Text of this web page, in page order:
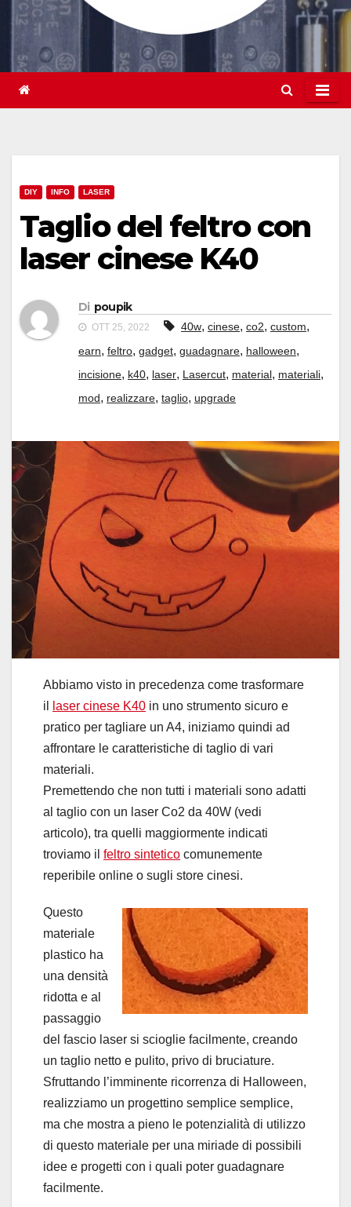
DIY INFO LASER
Taglio del feltro con
laser cinese K40
Di poupik
OTT 25, 2022 40w, cinese, co2, custom,
earn, feltro, gadget, guadagnare, halloween,
incisione, k40, laser, Lasercut, material, materiali,
mod, realizzare, taglio, upgrade
Abbiamo visto in precedenza come trasformare
il
laser cinese K40 in uno strumento sicuro e
pratico per tagliare un A4, iniziamo quindi ad
affrontare le caratteristiche di taglio di vari
materiali.
Premettendo che non tutti i materiali sono adatti
al taglio con un laser Co2 da 40W (vedi
articolo), tra quelli maggiormente indicati
troviamo il feltro sintetico comunemente
reperibile online o sugli store cinesi.
Questo
materiale
plastico ha
una densità
ridotta e al
passaggio
del fascio laser si scioglie facilmente, creando
un taglio netto e pulito, privo di bruciature.
Sfruttando l’imminente ricorrenza di Halloween,
realizziamo un progettino semplice semplice,
ma che mostra a pieno le potenzialità di utilizzo
di questo materiale per una miriade di possibili
idee e progetti con i quali poter guadagnare
facilmente.